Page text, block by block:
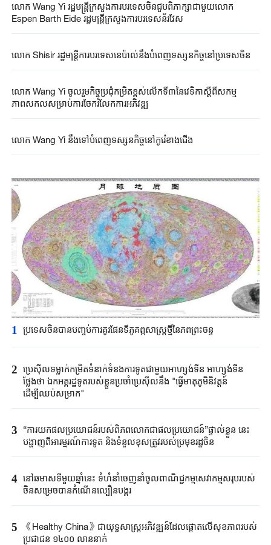
លោក Wang Yi រដ្ឋមន្ត្រីក្រសួងការបរទេសចិនជួបពិភាក្សាជាមួយលោក
Espen Barth Eide រដ្ឋមន្ត្រីក្រសួងការបរទេសន័រវែស
លោក Shisir រដ្ឋមន្ត្រីការបរទេសនេប៉ាល់នឹងបំពេញទស្សនកិច្ចនៅប្រទេសចិន
លោក Wang Yi ចូលរួមកិច្ចប្រជុំកម្រិតខ្ពស់លើកទី៣នៃវេទិកាស្តីពីសកម្ម
លោក Wang Yi នឹងទៅបំពេញទស្សនកិច្ចនៅកូរ៉េខាងជើង
1 ប្រទេសចិនបាន​បញ្ចប់ការគូរផែនទី​ភូគព្ភសាស្ត្រ​ថ្មីនៃភពព្រះចន្ទ​​
2 ប្រេស៊ីល​ទម្លាក់កម្រិត​ទំនាក់ទំនង​ការទូត​ជាមួយអាហ្សង់ទីន ​អាហ្សង់ទីន
ថ្លែងថា ​ឯកអគ្គរដ្ឋទូត​របស់ខ្លួន​ប្រចាំប្រេស៊ីលនឹង​ "​ធ្វើមាតុភូមិនិវត្តន៍​
ដើម្បីឈប់​សម្រាក"​
3
“ការយកផលប្រយោជន៍របស់ពិភពលោកជាផលប្រយោជន៍”ផ្ទាល់ខ្លួន នេះ
បង្ហាញពីអារម្មរណ៍ការទូត និងទំនួលខុសត្រូវរបស់ប្រមុខរដ្ឋចិន
4 នៅឆមាសទីមួយឆ្នាំនេះ ទំហំនាំចេញនាំចូលពាណិជ្ជកម្មសេវាកម្មសរុបរបស់
ចិនសម្រេចបានកំណើនល្បឿនបង្គួរ
5
《Healthy China》​ជា​យុទ្ធសាស្ត្រ​អភិវឌ្ឍន៍​ដែលផ្តោត​លើ​សុខភាព​របស់​
ប្រជាជន ​១៤០០ ​លាន​នាក់​​